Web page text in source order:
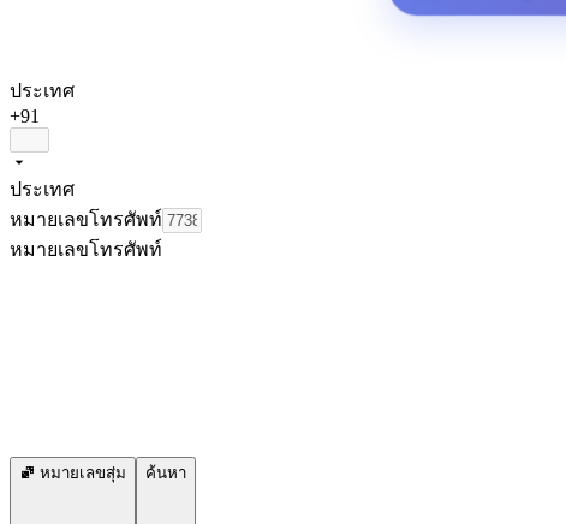
ประเทศ
+91
ประเทศ
หมายเลขโทรศัพท์
หมายเลขโทรศัพท์
หมายเลขสุ่ม ค้นหา